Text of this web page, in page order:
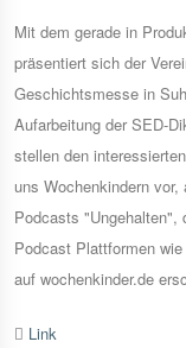
Mit dem gerade in
präsentiert sich der
Geschichtsmesse in
Aufarbeitung der SED-
stellen den
uns Wochenkindern
Podcasts "Ungehalten",
Podcast Plattformen
auf wochenkinder.de
Link